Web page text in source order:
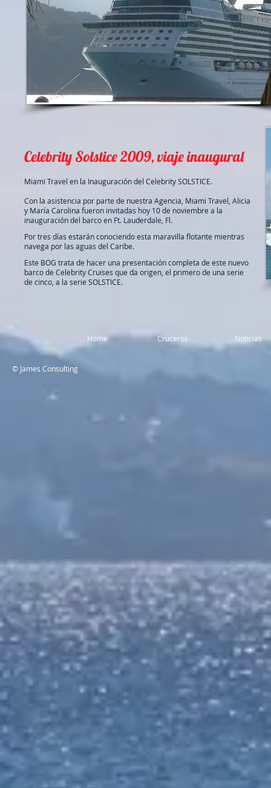
Celebrity Solstice 2009, viaje inaugural
Miami Travel en la Inauguración del Celebrity SOLSTICE.
Con la asistencia por parte de nuestra Agencia, Miami Travel, Alicia
y María Carolina fueron invitadas hoy 10 de noviembre a la
inauguración del barco en Ft. Lauderdale, Fl.
Por tres días estarán conociendo esta maravilla flotante mientras
navega por las aguas del Caribe.
Este BOG trata de hacer una presentación completa de este nuevo
barco de Celebrity Cruises que da origen, el primero de una serie
de cinco, a la serie SOLSTICE.
Home Cruceros Noticias
© James Consulting